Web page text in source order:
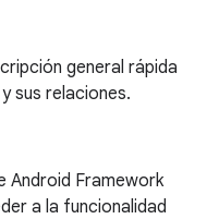
general rápida
sus relaciones.
Android Framework
a la funcionalidad